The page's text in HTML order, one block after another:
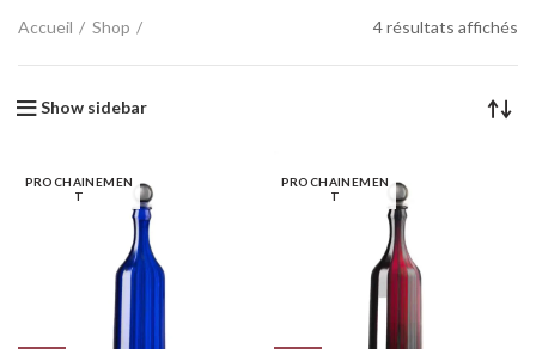
Accueil Shop 4 résultats affichés
Show sidebar
PROCHAINEMEN
T
PROCHAINEMEN
T